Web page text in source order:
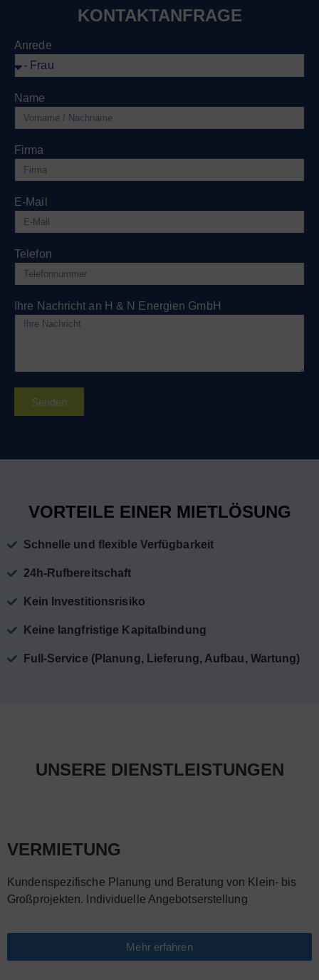
KONTAKTANFRAGE
Anrede
Name
Firma
E-Mail
Telefon
Ihre Nachricht an H & N Energien GmbH
Senden
VORTEILE EINER MIETLÖSUNG
Schnelle und flexible Verfügbarkeit
24h-Rufbereitschaft
Kein Investitionsrisiko
Keine langfristige Kapitalbindung
Full-Service (Planung, Lieferung, Aufbau, Wartung)
UNSERE DIENSTLEISTUNGEN
VERMIETUNG
Kundenspezifische Planung und Beratung von Klein- bis
Großprojekten. Individuelle Angebotserstellung
Mehr erfahren